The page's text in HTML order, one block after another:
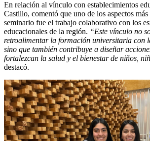
En relación al vínculo con establecimientos
Castillo, comentó que uno de los aspectos más
seminario fue el trabajo colaborativo con los
educacionales de la región. “Este vínculo no
retroalimentar la formación universitaria con
sino que también contribuye a diseñar
fortalezcan la salud y el bienestar de niños,
destacó.